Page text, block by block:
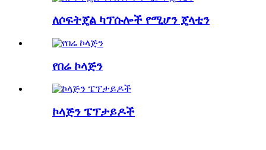
ለሶፍትጄል ካፕሱሎች የሚሆን ጄላቲን
የበሬ ኮላጅን
ኮላጅን ፔፕታይዶች